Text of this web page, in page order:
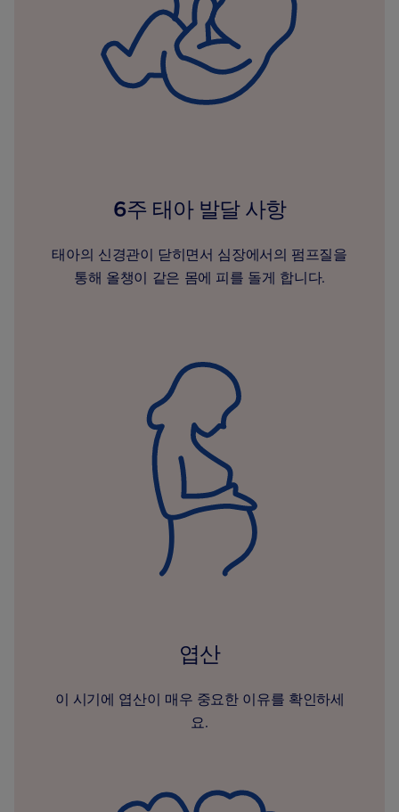
6주 태아 발달 사항
태아의 신경관이 닫히면서 심장에서의 펌프질을
통해 올챙이 같은 몸에 피를 돌게 합니다.
엽산
이 시기에 엽산이 매우 중요한 이유를 확인하세
요.